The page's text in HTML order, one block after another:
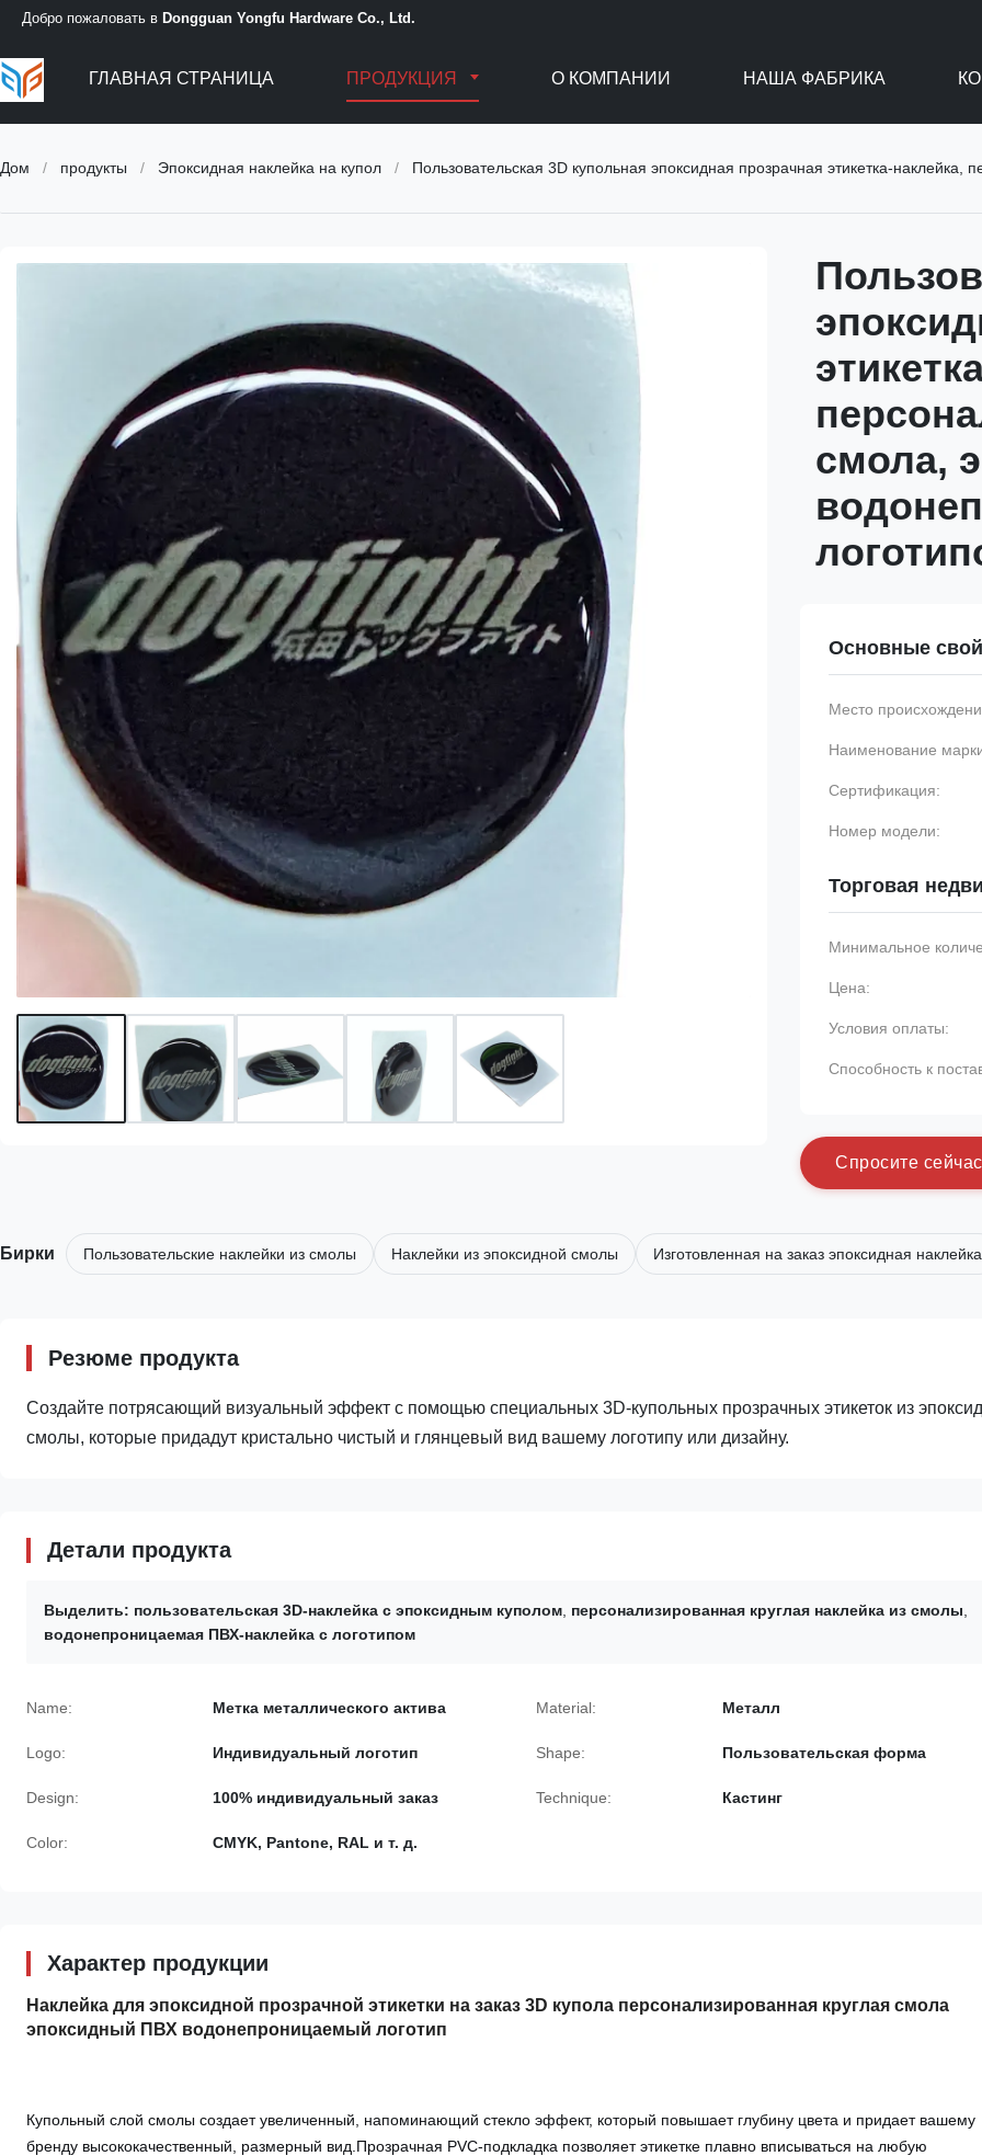
Добро пожаловать в Dongguan Yongfu Hardware Co., Ltd.
ГЛАВНАЯ СТРАНИЦА ПРОДУКЦИЯ О КОМПАНИИ НАША ФАБРИКА
Дом / продукты / Эпоксидная наклейка на купол / Пользовательская 3D купольная эпоксидная прозрачная этикетка-наклейка,
смола,
Основные
Место
Наименование
Сертификация:
Номер модели:
Торговая
Минимальное
Цена:
Условия оплаты:
Способность к
Спросите сейчас
Бирки Пользовательские наклейки из смолы Наклейки из эпоксидной смолы Изготовленная на заказ эпоксидная наклейка
Резюме продукта
Создайте потрясающий визуальный эффект с помощью специальных 3D-купольных прозрачных этикеток из
смолы, которые придадут кристально чистый и глянцевый вид вашему логотипу или дизайну.
Детали продукта
Выделить: пользовательская 3D-наклейка с эпоксидным куполом персонализированная круглая наклейка из смолы
водонепроницаемая ПВХ-наклейка с логотипом
Name: Метка металлического актива Material: Металл
Logo: Индивидуальный логотип Shape: Пользовательская форма
Design: 100% индивидуальный заказ Technique: Кастинг
Color: CMYK, Pantone, RAL и т. д.
Характер продукции
Наклейка для эпоксидной прозрачной этикетки на заказ 3D купола персонализированная круглая смола
эпоксидный ПВХ водонепроницаемый логотип
Купольный слой смолы создает увеличенный, напоминающий стекло эффект, который повышает глубину цвета и придает вашему
бренду высококачественный, размерный вид.Прозрачная PVC-подкладка позволяет этикетке плавно вписываться на любую